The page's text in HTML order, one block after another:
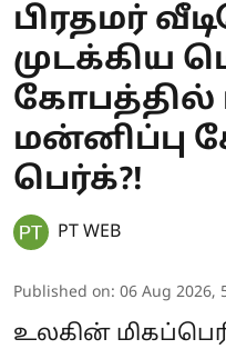
பிரதமர்
முடக்கிய
கோபத்தில்
மன்னிப்பு
பெர்க்?!
PT WEB
Published on: 06 Aug 2026,
உலகின்